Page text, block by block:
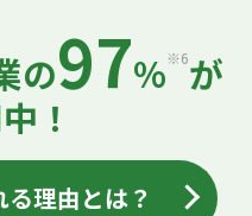
の97%※6が
！
理由とは？